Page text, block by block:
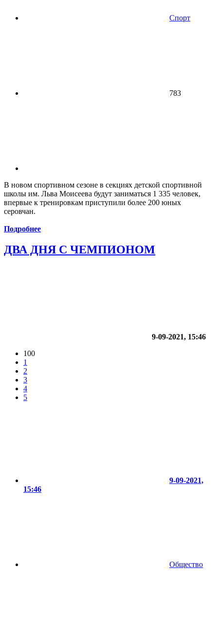
Спорт
783
В новом спортивном сезоне в секциях детской спортивной
школы им. Льва Моисеева будут заниматься 1 335 человек,
впервые к тренировкам приступили более 200 юных
серовчан.
Подробнее
ДВА ДНЯ С ЧЕМПИОНОМ
9-09-2021, 15:46
100
1
2
3
4
5
9-09-2021,
15:46
Общество